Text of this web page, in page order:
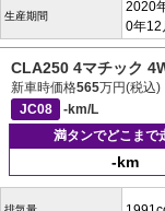
生産期間
2020
0年12
CLA250 4マチック
新車時価格565万円(税込)
JC08
-km/L
満タンでどこまで
-km